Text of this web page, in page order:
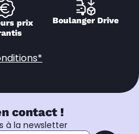
prix
Boulanger Drive
contact !
à la newsletter